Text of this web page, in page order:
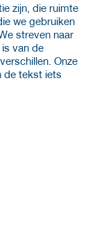
zijn, die ruimte
we gebruiken
streven naar
van de
Onze
de tekst iets